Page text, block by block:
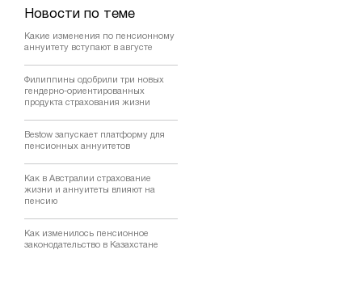
Новости по теме
Какие изменения по пенсионному
аннуитету вступают в августе
Филиппины одобрили три новых
гендерно-ориентированных
продукта страхования жизни
Bestow запускает платформу для
пенсионных аннуитетов
Как в Австралии страхование
жизни и аннуитеты влияют на
пенсию
Как изменилось пенсионное
законодательство в Казахстане